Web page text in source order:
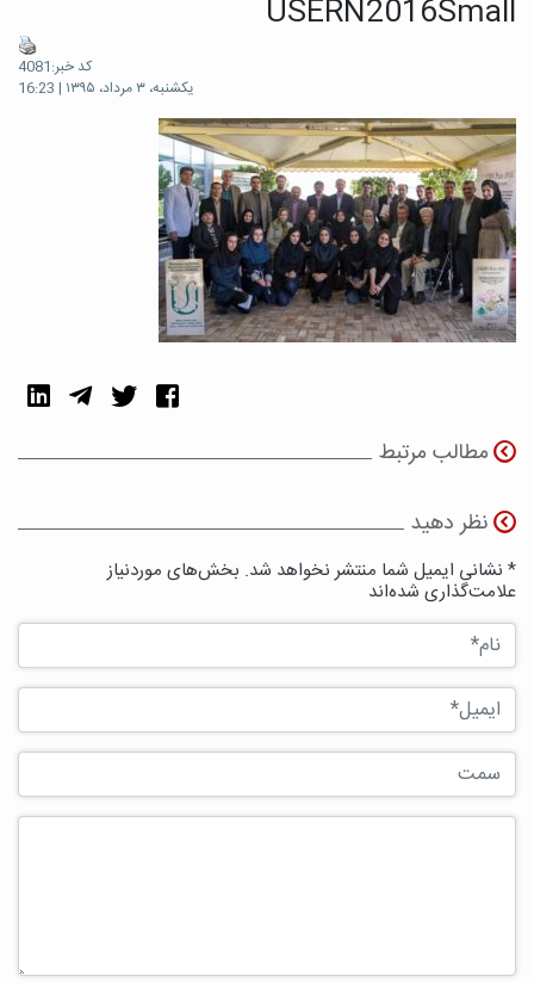
USERN2016Small
کد خبر:4081
یکشنبه، ۳ مرداد، ۱۳۹۵ | 16:23
مطالب مرتبط
نظر دهید
* نشانی ایمیل شما منتشر نخواهد شد. بخش‌های موردنیاز
علامت‌گذاری شده‌اند